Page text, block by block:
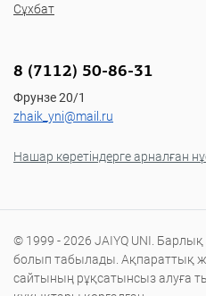
Сұхбат
8 (7112) 50-86-31
Фрунзе 20/1
zhaik_yni@mail.ru
Нашар көретіндерге арналған
© 1999 - 2026 JAIYQ UNI. Барлық
болып табылады. Ақпараттық
сайтының рұқсатынсыз алуға